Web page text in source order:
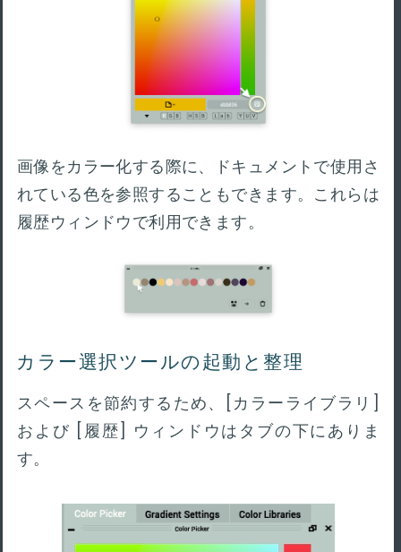
画像をカラー化する際に、ドキュメントで使用さ
れている色を参照することもできます。これらは
履歴ウィンドウで利用できます。
カラー選択ツールの起動と整理
スペースを節約するため、[カラーライブラリ]
および [履歴] ウィンドウはタブの下にありま
す。